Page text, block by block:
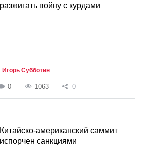
разжигать войну с курдами
Игорь Субботин
0 1063 0
Китайско-американский саммит
испорчен санкциями